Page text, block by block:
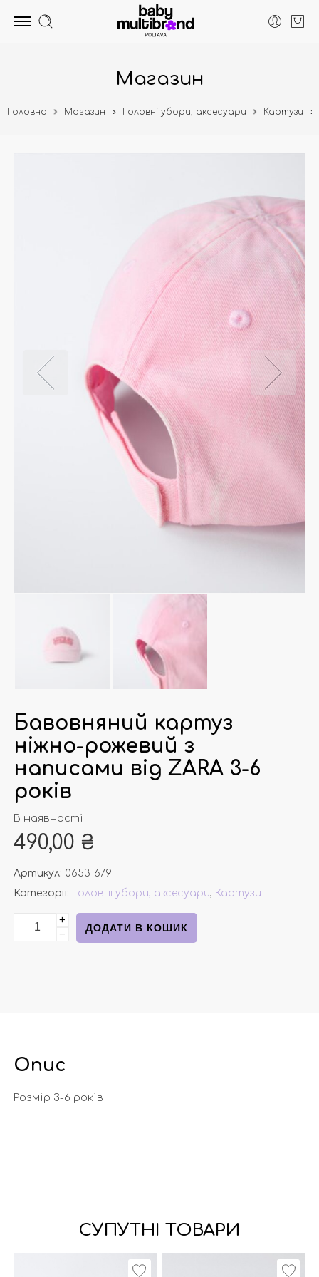
Магазин
Головна Магазин Головні убори, аксесуари Картузи
Бавовняний картуз
ніжно-рожевий з
написами від ZARA 3-6
років
В наявності
490,00 ₴
Артикул: 0653-679
Категорії: Головні убори, аксесуари, Картузи
Бавовняний картуз ніжно-рожевий з написами від
+
−
ДОДАТИ В КОШИК
Опис
Розмір 3-6 років
СУПУТНІ ТОВАРИ